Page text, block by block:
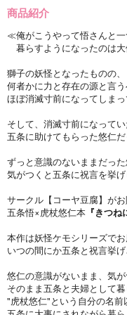
商品紹介
≪俺がこうやって悟さんと
暮らすようになったのは
獅子の妖怪となったものの、
何者かに力と存在の源と言
ほぼ消滅寸前になってしまっ
そして、消滅寸前になって
五条に助けてもらった悠仁だ
ずっと意識のないままだった
気がつくと五条に祝言を
サークル【コーヤ豆腐】がお
五条悟×虎杖悠仁本 『きつね
本作は妖怪ケモシリーズで
いつの間にか五条と祝言挙
悠仁の意識がないまま、気
そのまま五条と夫婦として
"虎杖悠仁"という自分の名前